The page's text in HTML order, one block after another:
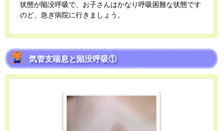
状態が陥没呼吸で、お子さんはかなり呼吸困難な状態です
のど、急ぎ病院に行きましょう。
気管支喘息と陥没呼吸①